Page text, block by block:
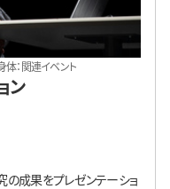
：関連イベント
ン
成果をプレゼンテーショ